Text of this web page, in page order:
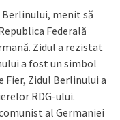
menit să
Federală
Zidul a rezistat
a fost un simbol
Fier, Zidul Berlinului a
RDG-ului.
al Germaniei